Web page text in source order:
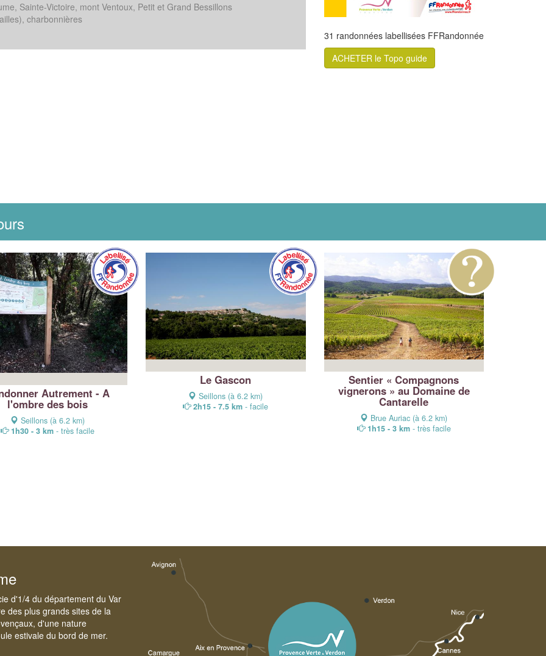
Sainte-Victoire, mont Ventoux, Petit et Grand Bessillons
charbonnières
31 randonnées labellisées FFRandonnée
ACHETER le Topo guide
Autrement - A
l'ombre des bois
Seillons (à 6.2 km)
1h30 - 3 km- très facile
Le Gascon
Seillons (à 6.2 km)
2h15 - 7.5 km - facile
Sentier « Compagnons
vignerons » au Domaine de
Cantarelle
Brue Auriac (à 6.2 km)
1h15 - 3 km- très facile
d'1/4 du département du Var
des plus grands sites de la
d'une nature
estivale du bord de mer.